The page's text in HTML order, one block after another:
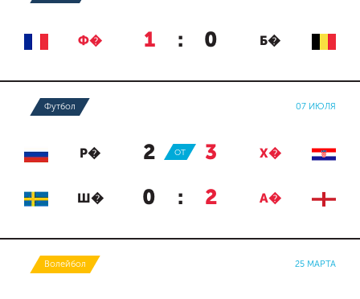
Ф� 1 : 0 Б�
Футбол 07 ИЮЛЯ
Р� 2 : 3 Х�
ОТ
Ш� 0 : 2 А�
Волейбол 25 МАРТА